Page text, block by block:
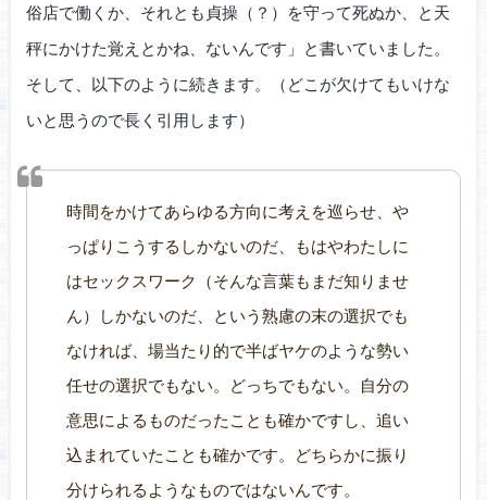
俗店で働くか、それとも貞操（？）を守って死ぬか、と天
秤にかけた覚えとかね、ないんです」と書いていました。
そして、以下のように続きます。（どこが欠けてもいけな
いと思うので長く引用します）
時間をかけてあらゆる方向に考えを巡らせ、や
っぱりこうするしかないのだ、もはやわたしに
はセックスワーク（そんな言葉もまだ知りませ
ん）しかないのだ、という熟慮の末の選択でも
なければ、場当たり的で半ばヤケのような勢い
任せの選択でもない。どっちでもない。自分の
意思によるものだったことも確かですし、追い
込まれていたことも確かです。どちらかに振り
分けられるようなものではないんです。